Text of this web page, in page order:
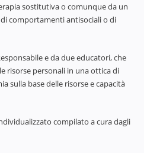
sostitutiva o comunque da un
comportamenti antisociali o di
e da due educatori, che
risorse personali in una ottica di
sulla base delle risorse e capacità
compilato a cura dagli